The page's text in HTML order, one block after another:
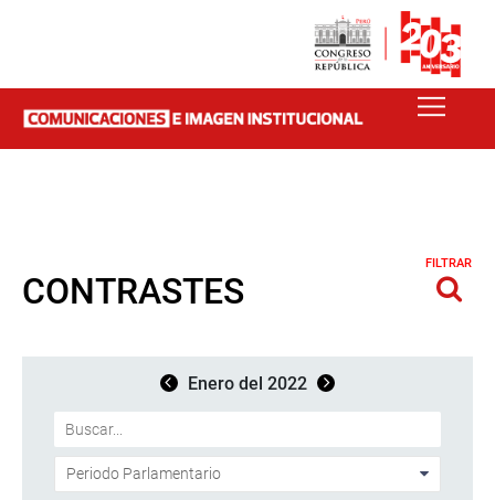
CONTRASTES
FILTRAR
Enero del 2022